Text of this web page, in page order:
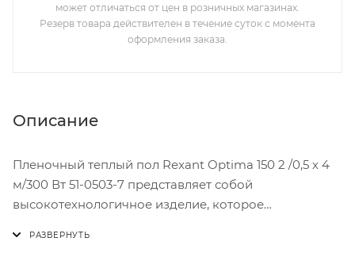
может отличаться от цен в розничных магазинах.
Резерв товара действителен в течение суток с момента
оформления заказа.
Описание
Пленочный теплый пол Rexant Optima 150 2 /0,5 х 4
м/300 Вт 51-0503-7 представляет собой
высокотехнологичное изделие, которое